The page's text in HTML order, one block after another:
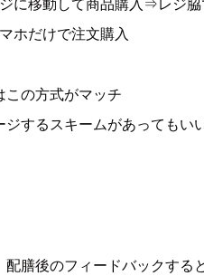
ホだけで注文購入
の方式がマッチ
するスキームがあってもい
膳後のフィードバックす